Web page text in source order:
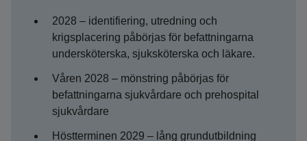
2028 – identifiering, utredning och
krigsplacering påbörjas för befattningarna
undersköterska, sjuksköterska och läkare.
Våren 2028 – mönstring påbörjas för
befattningarna sjukvårdare och prehospital
sjukvårdare
Höstterminen 2029 – lång grundutbildning